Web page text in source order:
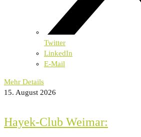
Twitter
LinkedIn
E-Mail
Mehr Details
15. August 2026
Hayek-Club Weimar: